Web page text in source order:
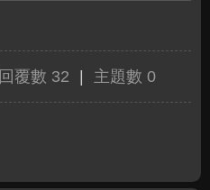
回覆數 32 主題數 0